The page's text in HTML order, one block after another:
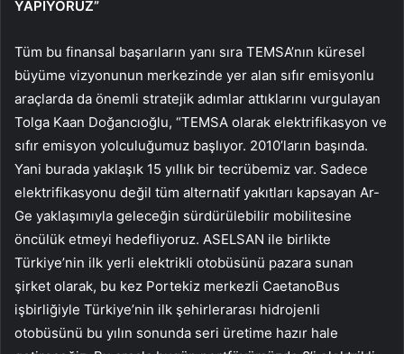
YAPIYORUZ”
Tüm bu finansal başarıların yanı sıra TEMSA’nın küresel
büyüme vizyonunun merkezinde yer alan sıfır emisyonlu
araçlarda da önemli stratejik adımlar attıklarını vurgulayan
Tolga Kaan Doğancıoğlu, “TEMSA olarak elektrifikasyon ve
sıfır emisyon yolculuğumuz başlıyor. 2010’ların başında.
Yani burada yaklaşık 15 yıllık bir tecrübemiz var. Sadece
elektrifikasyonu değil tüm alternatif yakıtları kapsayan Ar-
Ge yaklaşımıyla geleceğin sürdürülebilir mobilitesine
öncülük etmeyi hedefliyoruz. ASELSAN ile birlikte
Türkiye’nin ilk yerli elektrikli otobüsünü pazara sunan
şirket olarak, bu kez Portekiz merkezli CaetanoBus
işbirliğiyle Türkiye’nin ilk şehirlerarası hidrojenli
otobüsünü bu yılın sonunda seri üretime hazır hale